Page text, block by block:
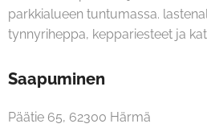
parkkialueen tuntumassa.
tynnyriheppa, keppariesteet ja
Saapuminen
Päätie 65, 62300 Härmä